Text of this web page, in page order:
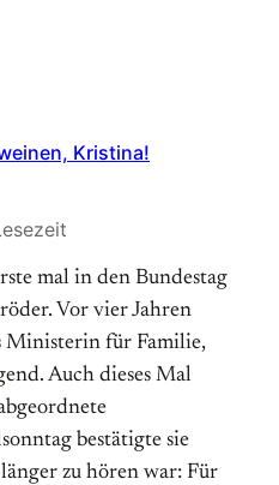
Kristina!
mal in den Bundestag
Vor vier Jahren
Ministerin für Familie,
Auch dieses Mal
bestätigte sie
zu hören war: Für